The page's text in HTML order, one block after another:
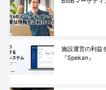
施設運営の利益
『Spekan』